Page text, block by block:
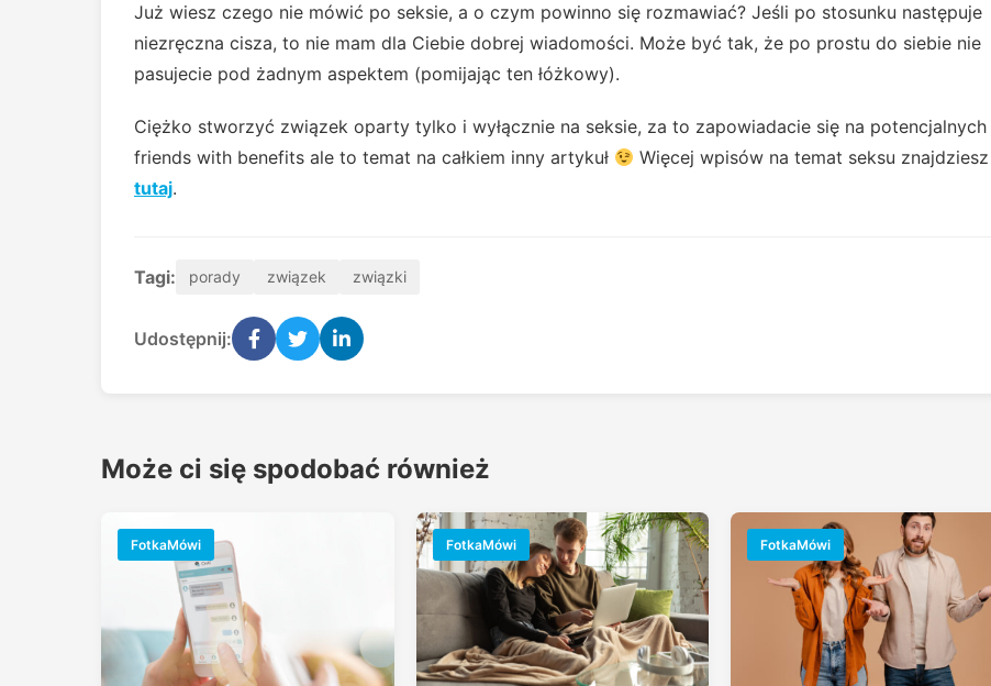
Już wiesz czego nie mówić po seksie, a o czym powinno się rozmawiać? Jeśli po stosunku następuje
niezręczna cisza, to nie mam dla Ciebie dobrej wiadomości. Może być tak, że po prostu do siebie nie
pasujecie pod żadnym aspektem (pomijając ten łóżkowy).
Ciężko stworzyć związek oparty tylko i wyłącznie na seksie, za to zapowiadacie się na potencjalnych
friends with benefits ale to temat na całkiem inny artykuł
Więcej wpisów na temat seksu znajdziesz
tutaj.
Tagi: porady związek związki
Udostępnij:
Może ci się spodobać również
FotkaMówi FotkaMówi FotkaMówi